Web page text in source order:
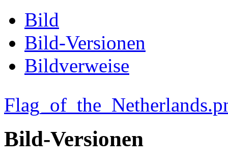
Bild
Bild-Versionen
Bildverweise
Bild-Versionen